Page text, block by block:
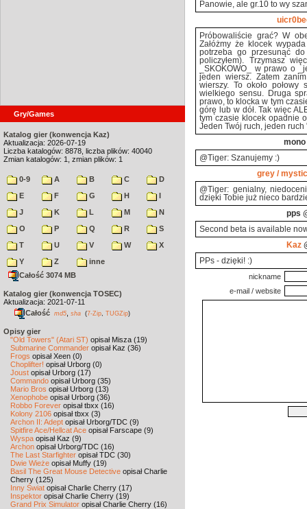
Gry/Games
Katalog gier (konwencja Kaz)
Aktualizacja: 2026-07-19
Liczba katalogów: 8878, liczba plików: 40040
Zmian katalogów: 1, zmian plików: 1
0-9 A B C
D
E
F G H
I
J
K L M
N
O
P Q R
S
T
U V W
X
Y
Z
inne
Całość 3074 MB
Katalog gier (konwencja TOSEC)
Aktualizacja: 2021-07-11
Całość md5 sha (7-Zip TUGZip)
Opisy gier
"Old Towers" (Atari ST) opisał Misza (19)
Submarine Commander opisał Kaz (36)
Frogs opisał Xeen (0)
Choplifter! opisał Urborg (0)
Joust opisał Urborg (17)
Commando opisał Urborg (35)
Mario Bros opisał Urborg (13)
Xenophobe opisał Urborg (36)
Robbo Forever opisał tbxx (16)
Kolony 2106 opisał tbxx (3)
Archon II: Adept opisał Urborg/TDC (9)
Spitfire Ace/Hellcat Ace opisał Farscape (9)
Wyspa opisał Kaz (9)
Archon opisał Urborg/TDC (16)
The Last Starfighter opisał TDC (30)
Dwie Wieże opisał Muffy (19)
Basil The Great Mouse Detective opisał Charlie
Cherry (125)
Inny Świat opisał Charlie Cherry (17)
Inspektor opisał Charlie Cherry (19)
Grand Prix Simulator opisał Charlie Cherry (16)
Panowie, ale gr.10 to wy
Próbowaliście grać? W
Załóżmy że klocek
potrzeba go przesunąć
policzyłem). Trzymasz
_SKOKOWO_ w prawo o
jeden wiersz. Zatem
wierszy. To około
wielkiego sensu. Druga
prawo, to klocka w tym
górę lub w dół. Tak więc
tym czasie klocek opadnie
Jeden Twój ruch, jeden
mono
@Tiger: Szanujemy :)
grey /
@Tiger: genialny,
dzięki Tobie już nieco
pps
Second beta is available
Kaz
PPs - dzięki! :)
nickname
e-mail / website